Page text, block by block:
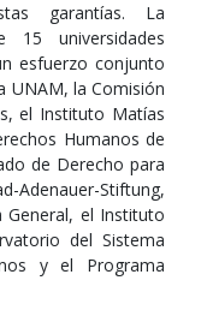
garantías. La
15 universidades
esfuerzo conjunto
UNAM, la Comisión
el Instituto Matías
Humanos de
de Derecho para
Adenauer-Stiftung,
el Instituto
del Sistema
y el Programa